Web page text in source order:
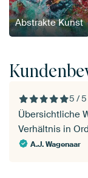
Abstrakte Kunst
5 / 5
Übersichtliche
Verhältnis in
A.J. Wagenaar